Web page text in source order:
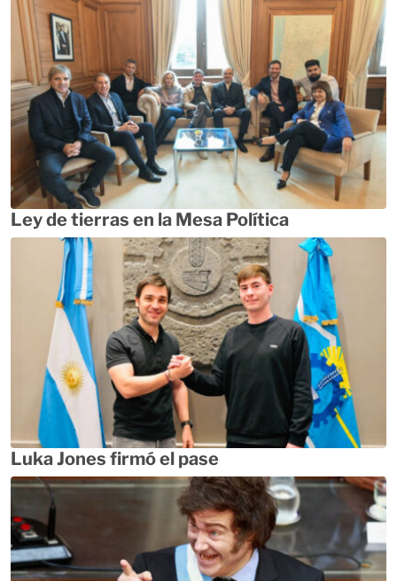
Ley de tierras en la Mesa Política
Luka Jones firmó el pase